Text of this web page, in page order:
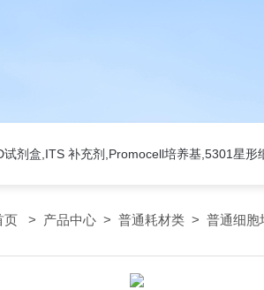
试剂盒,ITS 补充剂,Promocell培养基,5301星形
页 > 产品中心 > 普通耗材类 > 普通细胞